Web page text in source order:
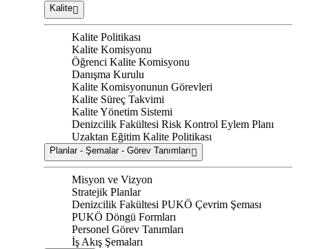
Kalite
Kalite Politikası
Kalite Komisyonu
Öğrenci Kalite Komisyonu
Danışma Kurulu
Kalite Komisyonunun Görevleri
Kalite Süreç Takvimi
Kalite Yönetim Sistemi
Denizcilik Fakültesi Risk Kontrol Eylem Planı
Uzaktan Eğitim Kalite Politikası
Planlar - Şemalar - Görev Tanımları
Misyon ve Vizyon
Stratejik Planlar
Denizcilik Fakültesi PUKÖ Çevrim Şeması
PUKÖ Döngü Formları
Personel Görev Tanımları
İş Akış Şemaları